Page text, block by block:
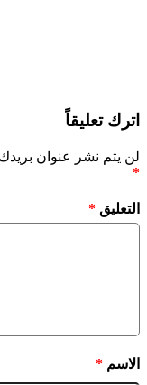
اترك تعليقاً
لن يتم نشر عنوان بريدك
*
التعليق *
الاسم *